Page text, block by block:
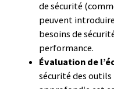
de sécurité
peuvent
besoins de
performance.
Évaluation de
sécurité des